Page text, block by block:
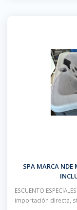
SPA MARCA NDE
ESCUENTO
importación directa,